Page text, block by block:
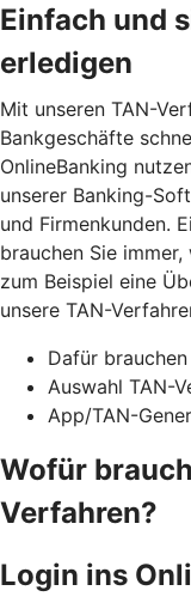
Einfach und
erledigen
Mit unseren TAN-
Bankgeschäfte
OnlineBanking
unserer Banking-
und Firmenkunden.
brauchen Sie
zum Beispiel eine
unsere TAN-
Dafür
Auswahl TAN-
App/TAN-
Wofür
Verfahren?
Login ins